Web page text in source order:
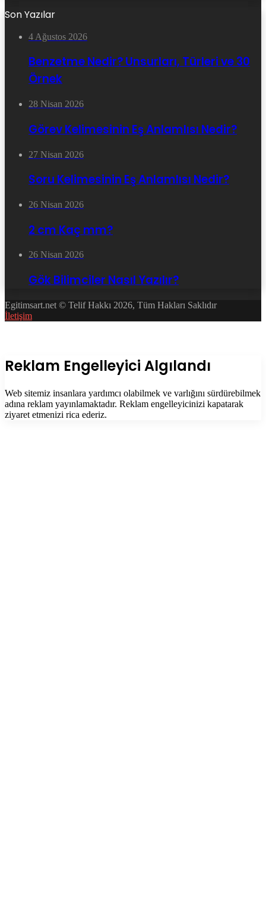
Son Yazılar
4 Ağustos 2026
Benzetme Nedir? Unsurları, Türleri ve 30
Örnek
28 Nisan 2026
Görev Kelimesinin Eş Anlamlısı Nedir?
27 Nisan 2026
Soru Kelimesinin Eş Anlamlısı Nedir?
26 Nisan 2026
2 cm Kaç mm?
26 Nisan 2026
Gök Bilimciler Nasıl Yazılır?
Egitimsart.net © Telif Hakkı 2026, Tüm Hakları Saklıdır
İletişim
Kapalı
Reklam Engelleyici Algılandı
Web sitemiz insanlara yardımcı olabilmek ve varlığını sürdürebilmek
adına reklam yayınlamaktadır. Reklam engelleyicinizi kapatarak
ziyaret etmenizi rica ederiz.